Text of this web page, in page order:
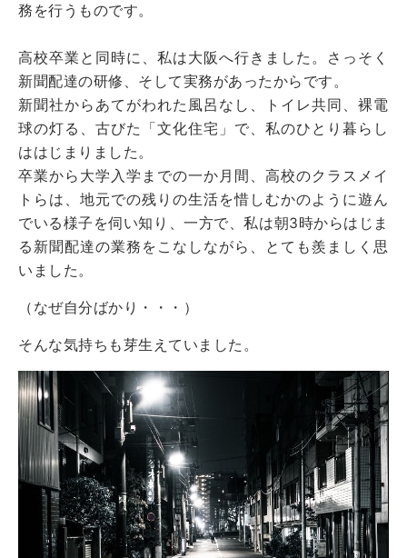
務を行うものです。
高校卒業と同時に、私は大阪へ行きました。さっそく
新聞配達の研修、そして実務があったからです。
新聞社からあてがわれた風呂なし、トイレ共同、裸電
球の灯る、古びた「文化住宅」で、私のひとり暮らし
ははじまりました。
卒業から大学入学までの一か月間、高校のクラスメイ
トらは、地元での残りの生活を惜しむかのように遊ん
でいる様子を伺い知り、一方で、私は朝3時からはじま
る新聞配達の業務をこなしながら、とても羨ましく思
いました。
（なぜ自分ばかり・・・）
そんな気持ちも芽生えていました。